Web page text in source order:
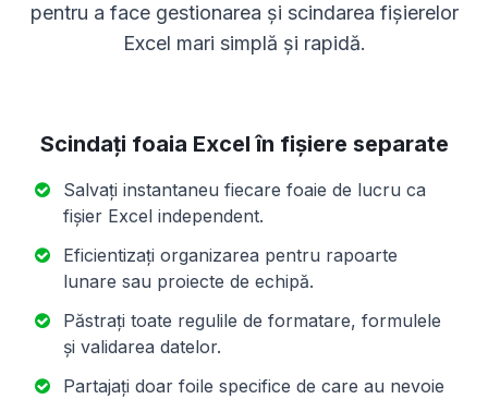
pentru a face gestionarea și scindarea fișierelor
Excel mari simplă și rapidă.
Scindați foaia Excel în fișiere separate
Salvați instantaneu fiecare foaie de lucru ca
fișier Excel independent.
Eficientizați organizarea pentru rapoarte
lunare sau proiecte de echipă.
Păstrați toate regulile de formatare, formulele
și validarea datelor.
Partajați doar foile specifice de care au nevoie